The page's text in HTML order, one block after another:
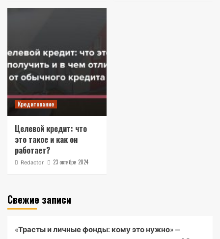
Кредитование
Целевой кредит: что
это такое и как он
работает?
Redactor 23 октября 2024
Свежие записи
«Трасты и личные фонды: кому это нужно» —